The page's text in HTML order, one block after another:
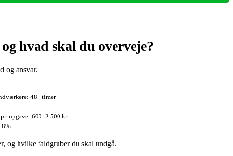
hvad skal du overveje?
og ansvar.
48+ timer
opgave: 600–2.500 kr.
og hvilke faldgruber du skal undgå.